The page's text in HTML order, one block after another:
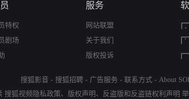
特权
剧场
服务
网站联盟
关于我们
版权投诉
搜狐影音 - 搜狐招聘 - 广告服务 - 联系方式 - About
搜狐视频隐私政策、 版权声明 、 反盗版和反盗链权利声明